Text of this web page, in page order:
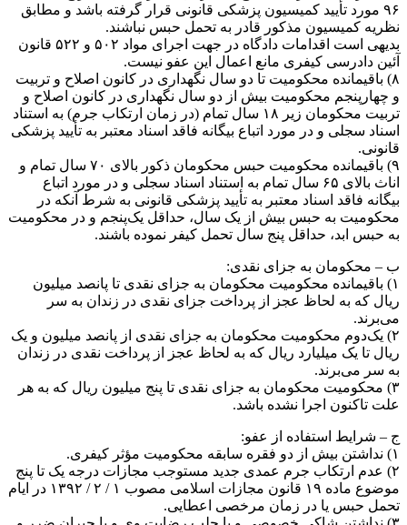
۹۶ مورد تأیید کمیسیون پزشکی قانونی قرار گرفته باشد و مطابق
نظریه کمیسیون مذکور قادر به تحمل حبس نباشند.
بدیهی است اقدامات دادگاه در جهت اجرای مواد ۵۰۲ و ۵۲۲ قانون
آئین دادرسی کیفری مانع اعمال این عفو نیست.
۸) باقیمانده محکومیت تا دو سال نگهداری در کانون اصلاح و تربیت
و چهارپنجم محکومیت بیش از دو سال نگهداری در کانون اصلاح و
تربیت محکومان زیر ۱۸ سال تمام (در زمان ارتکاب جرم) به استناد
اسناد سجلی و در مورد اتباع بیگانه فاقد اسناد معتبر به تأیید پزشکی
قانونی.
۹) باقیمانده محکومیت حبس محکومان ذکور بالای ۷۰ سال تمام و
اناث بالای ۶۵ سال تمام به استناد اسناد سجلی و در مورد اتباع
بیگانه فاقد اسناد معتبر به تأیید پزشکی قانونی به شرط آنکه در
محکومیت به حبس بیش از یک سال، حداقل یک‌پنجم و در محکومیت
به حبس ابد، حداقل پنج سال تحمل کیفر نموده باشند.
ب – محکومان به جزای نقدی:
۱) باقیمانده محکومیت محکومان به جزای نقدی تا پانصد میلیون
ریال که به لحاظ عجز از پرداخت جزای نقدی در زندان به سر
می‌برند.
۲) یک‌دوم محکومیت محکومان به جزای نقدی از پانصد میلیون و یک
ریال تا یک میلیارد ریال که به لحاظ عجز از پرداخت نقدی در زندان
به سر می‌برند.
۳) محکومیت محکومان به جزای نقدی تا پنج میلیون ریال که به هر
علت تاکنون اجرا نشده باشد.
ج – شرایط استفاده از عفو:
۱) نداشتن بیش از دو فقره سابقه محکومیت مؤثر کیفری.
۲) عدم ارتکاب جرم عمدی جدید مستوجب مجازات درجه یک تا پنج
موضوع ماده ۱۹ قانون مجازات اسلامی مصوب ۱ / ۲ / ۱۳۹۲ در ایام
تحمل حبس یا در زمان مرخصی اعطایی.